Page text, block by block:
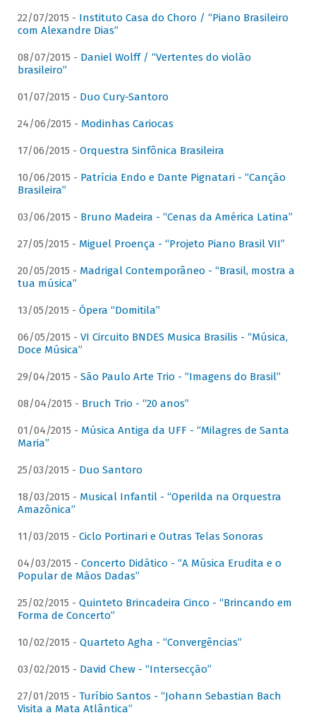
22/07/2015 - Instituto Casa do Choro / “Piano Brasileiro
com Alexandre Dias”
08/07/2015 - Daniel Wolff / “Vertentes do violão
brasileiro”
01/07/2015 - Duo Cury-Santoro
24/06/2015 - Modinhas Cariocas
17/06/2015 - Orquestra Sinfônica Brasileira
10/06/2015 - Patrícia Endo e Dante Pignatari - “Canção
Brasileira”
03/06/2015 - Bruno Madeira - “Cenas da América Latina”
27/05/2015 - Miguel Proença - “Projeto Piano Brasil VII”
20/05/2015 - Madrigal Contemporâneo - “Brasil, mostra a
tua música”
13/05/2015 - Ópera “Domitila”
06/05/2015 - VI Circuito BNDES Musica Brasilis - “Música,
Doce Música”
29/04/2015 - São Paulo Arte Trio - “Imagens do Brasil”
08/04/2015 - Bruch Trio - “20 anos”
01/04/2015 - Música Antiga da UFF - “Milagres de Santa
Maria”
25/03/2015 - Duo Santoro
18/03/2015 - Musical Infantil - “Operilda na Orquestra
Amazônica”
11/03/2015 - Ciclo Portinari e Outras Telas Sonoras
04/03/2015 - Concerto Didático - “A Música Erudita e o
Popular de Mãos Dadas”
25/02/2015 - Quinteto Brincadeira Cinco - “Brincando em
Forma de Concerto”
10/02/2015 - Quarteto Agha - “Convergências”
03/02/2015 - David Chew - “Intersecção”
27/01/2015 - Turíbio Santos - “Johann Sebastian Bach
Visita a Mata Atlântica”